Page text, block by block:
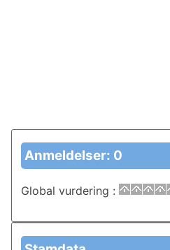
Anmeldelser: 0
Global vurdering :